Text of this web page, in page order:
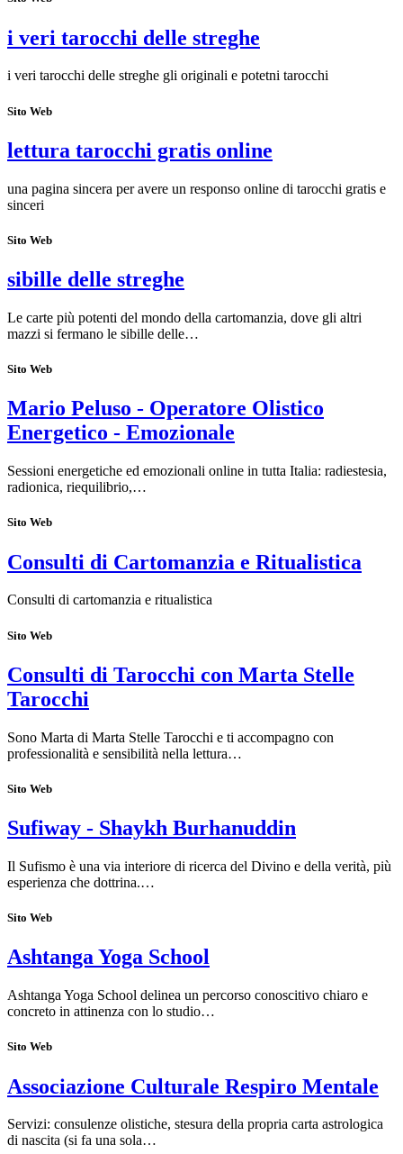
i veri tarocchi delle streghe
i veri tarocchi delle streghe gli originali e potetni tarocchi
Sito Web
lettura tarocchi gratis online
una pagina sincera per avere un responso online di tarocchi gratis e
sinceri
Sito Web
sibille delle streghe
Le carte più potenti del mondo della cartomanzia, dove gli altri
mazzi si fermano le sibille delle…
Sito Web
Mario Peluso - Operatore Olistico
Energetico - Emozionale
Sessioni energetiche ed emozionali online in tutta Italia: radiestesia,
radionica, riequilibrio,…
Sito Web
Consulti di Cartomanzia e Ritualistica
Consulti di cartomanzia e ritualistica
Sito Web
Consulti di Tarocchi con Marta Stelle
Tarocchi
Sono Marta di Marta Stelle Tarocchi e ti accompagno con
professionalità e sensibilità nella lettura…
Sito Web
Sufiway - Shaykh Burhanuddin
Il Sufismo è una via interiore di ricerca del Divino e della verità, più
esperienza che dottrina.…
Sito Web
Ashtanga Yoga School
Ashtanga Yoga School delinea un percorso conoscitivo chiaro e
concreto in attinenza con lo studio…
Sito Web
Associazione Culturale Respiro Mentale
Servizi: consulenze olistiche, stesura della propria carta astrologica
di nascita (si fa una sola…